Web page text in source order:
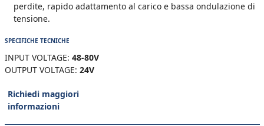
perdite, rapido adattamento al carico e bassa ondulazione di
tensione.
SPECIFICHE TECNICHE
INPUT VOLTAGE: 48-80V
OUTPUT VOLTAGE: 24V
Richiedi maggiori
informazioni